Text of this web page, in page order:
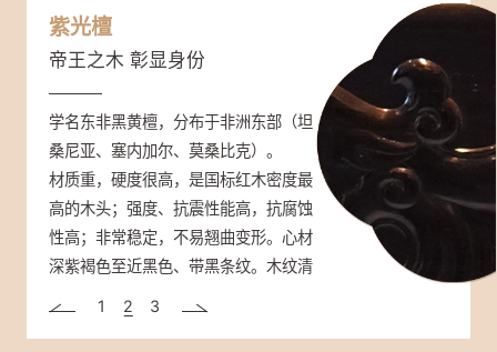
缅甸花梨
大众情人 市场热销
学名大果紫檀，主要产于缅甸、老挝和
泰国等东南亚国家。
颜色桔红、砖红或紫红色，香气浓郁不
张扬，密度高、硬度及稳定性强，不易
开裂、不生虫、耐腐，纹理绚丽多样，
有水波纹、虎皮纹等。
紫光檀
帝王之木 彰显身份
学名东非黑黄檀，分布于非洲东部（坦
桑尼亚、塞内加尔、莫桑比克）。
材质重，硬度很高，是国标红木密度最
高的木头；强度、抗震性能高，抗腐蚀
性高；非常稳定，不易翘曲变形。心材
深紫褐色至近黑色、带黑条纹。木纹清
大红酸枝
三大贡木 奢品尊享
学名交趾黄檀，主要分布于越南、老
挝、柬埔寨和泰国等地。
强度高、硬度大、可沉于水，抗虫性
强，纹理通常直，结构细而均匀。大红
酸枝开锯时，木材散发一种辛香，闻之
有酸辛味。颜色一般为赤红色或深红
1 2 3